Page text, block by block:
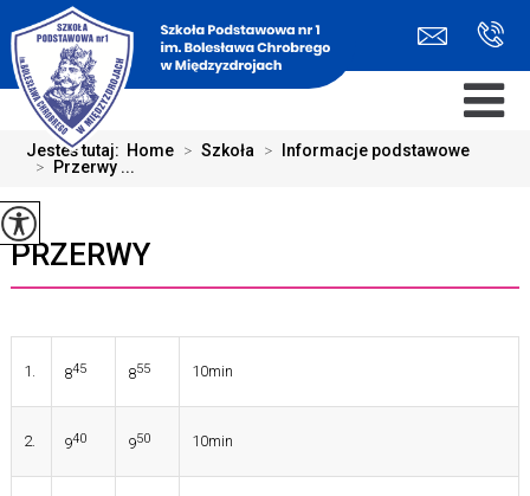
Jesteś tutaj: Home > Szkoła >
Informacje podstawowe
>
Przerwy ...
PRZERWY
1. 845 855 10min
2. 940 950 10min